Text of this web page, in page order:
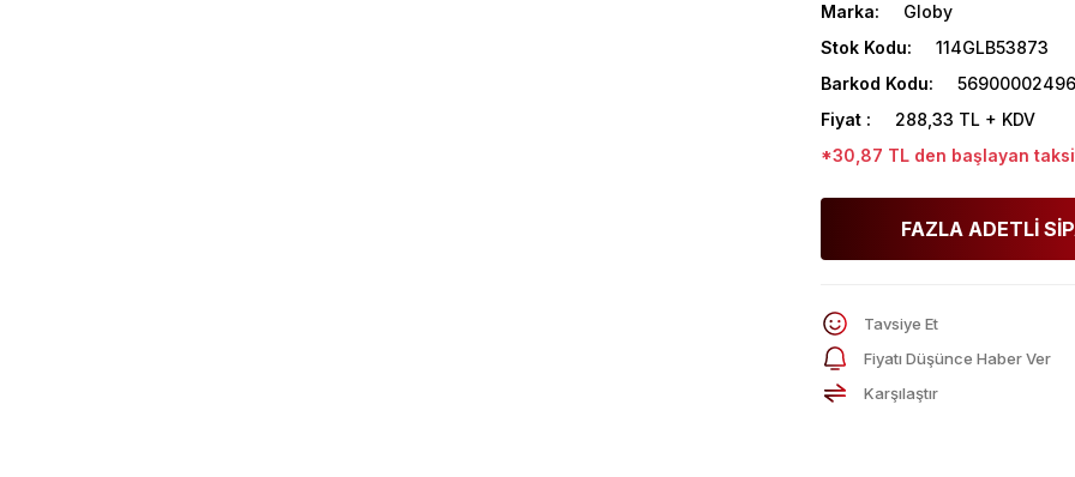
Marka
Globy
Stok Kodu
114GLB53873
Barkod Kodu
Fiyat
288,33 TL + KDV
*30,87 TL den başlayan
FAZLA ADETLİ
Tavsiye Et
Fiyatı Düşünce Haber Ver
Karşılaştır